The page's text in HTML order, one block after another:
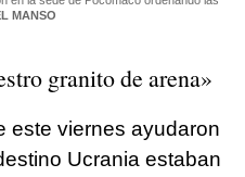
MANSO
granito de arena»
este viernes ayudaron
Ucrania estaban